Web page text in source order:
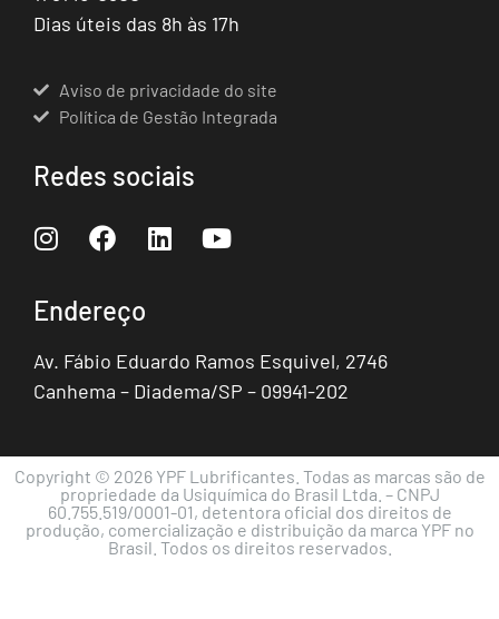
Dias úteis das 8h às 17h
Aviso de privacidade do site
Política de Gestão Integrada
Redes sociais
Endereço
Av. Fábio Eduardo Ramos Esquivel, 2746
Canhema – Diadema/SP – 09941-202
Copyright © 2026 YPF Lubrificantes. Todas as marcas são de
propriedade da Usiquímica do Brasil Ltda. – CNPJ
60.755.519/0001-01, detentora oficial dos direitos de
produção, comercialização e distribuição da marca YPF no
Brasil. Todos os direitos reservados.